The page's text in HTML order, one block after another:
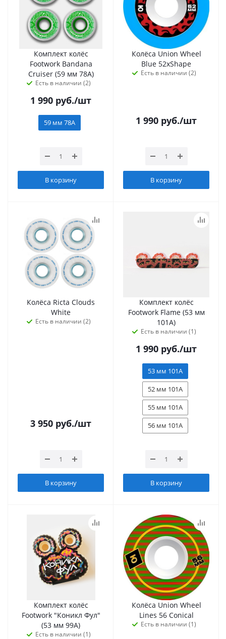
Комплект колёс
Footwork Bandana
Cruiser (59 мм 78А)
Есть в наличии (2)
1 990 руб./шт
59 мм 78А
В корзину
Колёса Union Wheel
Blue 52xShape
Есть в наличии (2)
1 990 руб./шт
В корзину
Колёса Ricta Clouds
White
Есть в наличии (2)
3 950 руб./шт
В корзину
Комплект колёс
Footwork Flame (53 мм
101А)
Есть в наличии (1)
1 990 руб./шт
53 мм 101А
52 мм 101А
55 мм 101А
56 мм 101А
В корзину
Комплект колёс
Footwork "Коникл Фул"
(53 мм 99А)
Есть в наличии (1)
Колёса Union Wheel
Lines 56 Conical
Есть в наличии (1)